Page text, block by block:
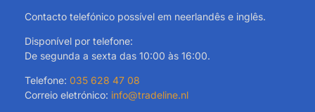
Contacto telefónico possível em neerlandês e inglês.
Disponível por telefone:
De segunda a sexta das 10:00 às 16:00.
Telefone: 035 628 47 08
Correio eletrónico: info@tradeline.nl